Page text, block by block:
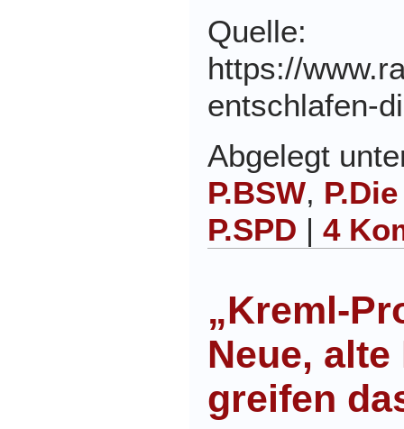
Quelle:
https://
entschlafen-
Abgelegt
P.BSW,
P.SPD | 4
„Kreml-
Neue,
greifen